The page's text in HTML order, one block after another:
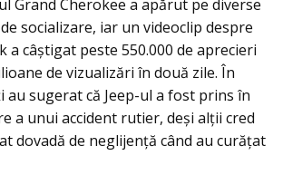
Grand Cherokee a apărut pe diverse
socializare, iar un videoclip despre
a câștigat peste 550.000 de aprecieri
de vizualizări în două zile. În
au sugerat că Jeep-ul a fost prins în
a unui accident rutier, deşi alții cred
dovadă de neglijență când au curăţat